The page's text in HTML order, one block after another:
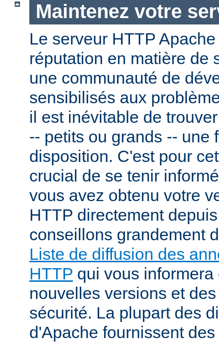
Maintenez votre
Le serveur HTTP
réputation en matière de
une communauté de
sensibilisés aux
il est inévitable de
-- petits ou grands -- une
disposition. C'est pour
crucial de se tenir
vous avez obtenu votre
HTTP directement
conseillons grandement
Liste de diffusion des
HTTP qui vous
nouvelles versions et
sécurité. La plupart des
d'Apache fournissent